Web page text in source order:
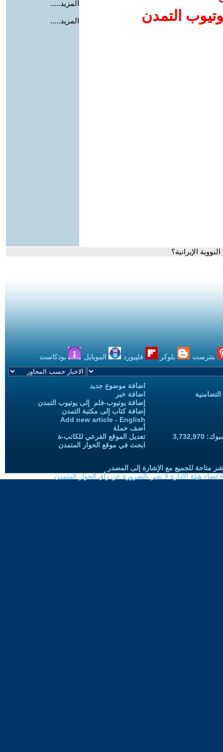
التمدن
المزيد.....
المزيد.....
الإيرانية؟
بنترست بلوكر فليبورد الموبايل بودكاست
اضافة موضوع جديد
اضافة خبر
إضافة يوتيوب-فلم إلى يوتيوب التمدن
إضافة كتاب إلى مكتبة التمدن
Add new article - English
أضف حملة
تعديل الموقع الفرعي للكاتب-ة
ابحث في موقع الحوار المتمدن
متاحة للجميع مع الإشارة إلى المصدر
هيئة الادارة لا تعبر بالضرورة عن رأي الحوار المتمدن